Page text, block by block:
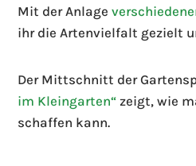
Mit der Anlage
ihr die Artenvielfalt gezielt
Der Mittschnitt der
im Kleingarten“ zeigt, wie
schaffen kann.